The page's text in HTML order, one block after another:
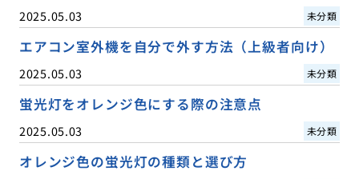
2025.05.03 未分類
エアコン室外機を自分で外す方法（上級者向け）
2025.05.03 未分類
蛍光灯をオレンジ色にする際の注意点
2025.05.03 未分類
オレンジ色の蛍光灯の種類と選び方